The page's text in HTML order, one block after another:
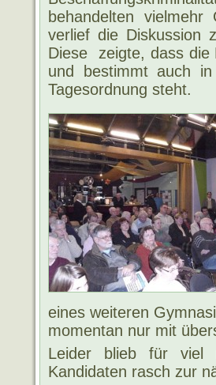
behandelten vielmehr
verlief die Diskussion
Diese zeigte, dass die
und bestimmt auch
Tagesordnung steht.
eines weiteren
momentan nur mit
Leider blieb für viel
Kandidaten rasch zur